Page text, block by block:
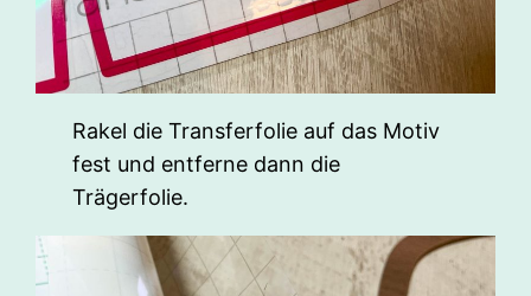
Rakel die Transferfolie auf das Motiv
fest und entferne dann die
Trägerfolie.